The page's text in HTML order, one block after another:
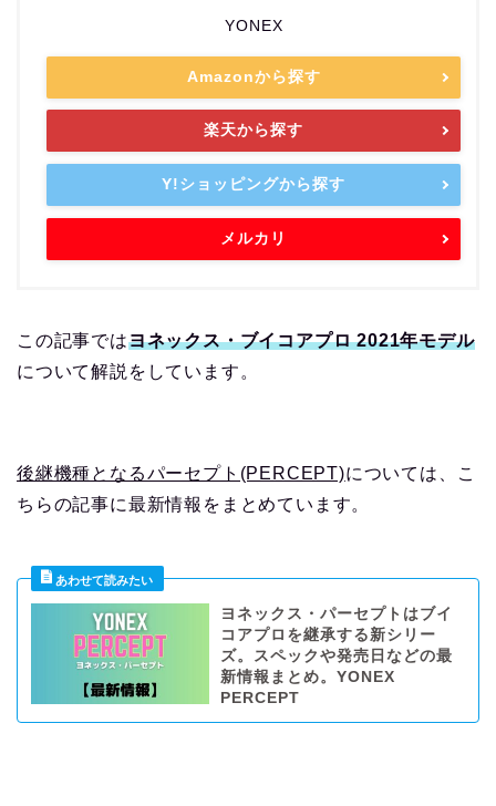
YONEX
Amazonから探す
楽天から探す
Y!ショッピングから探す
メルカリ
この記事ではヨネックス・ブイコアプロ 2021年モデル
について解説をしています。
後継機種となるパーセプト(PERCEPT)については、こ
ちらの記事に最新情報をまとめています。
ヨネックス・パーセプトはブイ
コアプロを継承する新シリー
ズ。スペックや発売日などの最
新情報まとめ。YONEX
PERCEPT